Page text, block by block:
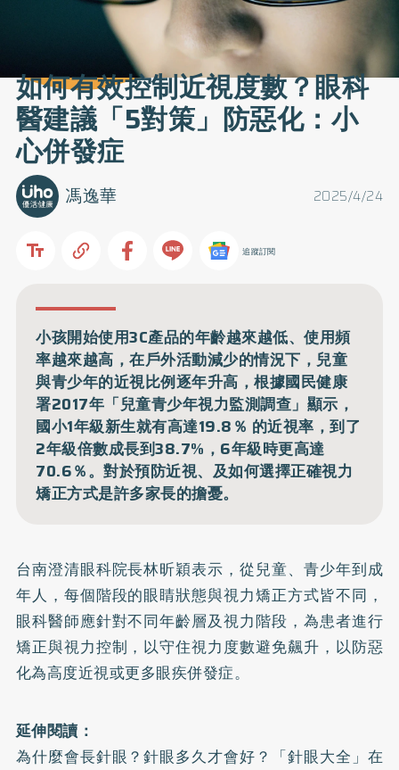
如何有效控制近視度數？眼科
醫建議「5對策」防惡化：小
心併發症
2025/4/24
馮逸華
追蹤訂閱
小孩開始使用3C產品的年齡越來越低、使用頻
率越來越高，在戶外活動減少的情況下，兒童
與青少年的近視比例逐年升高，根據國民健康
署2017年「兒童青少年視力監測調查」顯示，
國小1年級新生就有高達19.8％ 的近視率，到了
2年級倍數成長到38.7%，6年級時更高達
70.6％。對於預防近視、及如何選擇正確視力
矯正方式是許多家長的擔憂。
台南澄清眼科院長林昕穎表示，從兒童、青少年到成
年人，每個階段的眼睛狀態與視力矯正方式皆不同，
眼科醫師應針對不同年齡層及視力階段，為患者進行
矯正與視力控制，以守住視力度數避免飆升，以防惡
化為高度近視或更多眼疾併發症。
延伸閱讀：
為什麼會長針眼？針眼多久才會好？「針眼大全」在